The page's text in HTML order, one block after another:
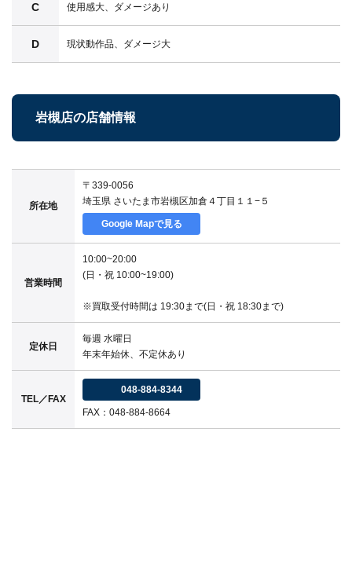
C 使用感大、ダメージあり
D 現状動作品、ダメージ大
岩槻店の店舗情報
所在地
〒339-0056
埼玉県 さいたま市岩槻区加倉４丁目１１−５
Google Mapで見る
営業時間
10:00~20:00
(日・祝 10:00~19:00)
※買取受付時間は 19:30まで(日・祝 18:30まで)
定休日
毎週 水曜日
年末年始休、不定休あり
TEL／FAX
048-884-8344
FAX：048-884-8664